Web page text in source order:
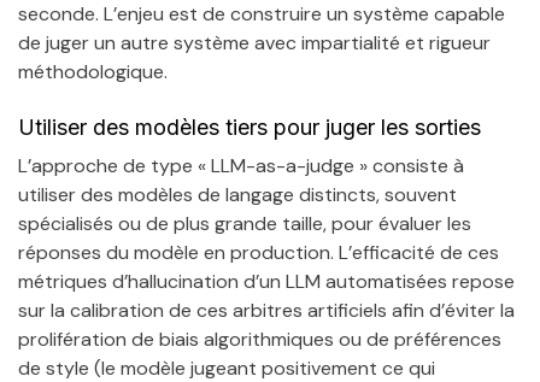
seconde. L’enjeu est de construire un système capable
de juger un autre système avec impartialité et rigueur
méthodologique.
Utiliser des modèles tiers pour juger les sorties
L’approche de type « LLM-as-a-judge » consiste à
utiliser des modèles de langage distincts, souvent
spécialisés ou de plus grande taille, pour évaluer les
réponses du modèle en production. L’efficacité de ces
métriques d’hallucination d’un LLM automatisées repose
sur la calibration de ces arbitres artificiels afin d’éviter la
prolifération de biais algorithmiques ou de préférences
de style (le modèle jugeant positivement ce qui